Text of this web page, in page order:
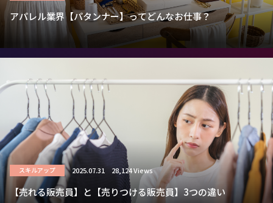
アパレル業界【パタンナー】ってどんなお仕事？
スキルアップ 2025.07.31 28,124 Views
【売れる販売員】と【売りつける販売員】3つの違い